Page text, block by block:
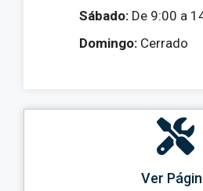
Sábado: De 9:00 a
Domingo: Cerrado
Ver